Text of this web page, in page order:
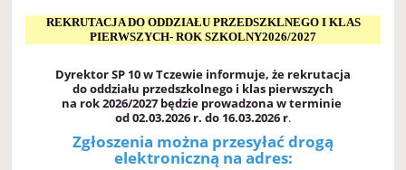
REKRUTACJA DO ODDZIAŁU PRZEDSZKLNEGO I KLAS
PIERWSZYCH- ROK SZKOLNY2026/2027
Dyrektor SP 10 w Tczewie informuje, że rekrutacja
do oddziału przedszkolnego i klas pierwszych
na rok2026/2027 będzie prowadzona w terminie
od 02.03.2026 r. do 16.03.2026 r.
Zgłoszenia można przesyłać drogą
elektroniczną na adres: